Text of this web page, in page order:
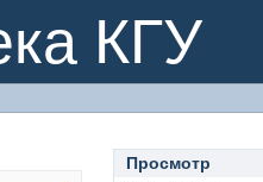
КГУ
Просмотр